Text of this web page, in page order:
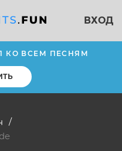
ВХОД
КО ВСЕМ ПЕСНЯМ